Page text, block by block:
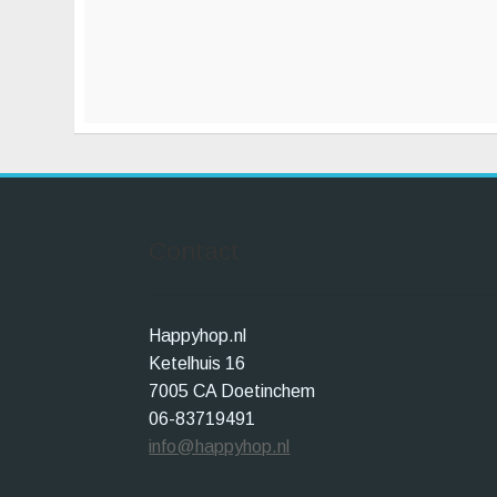
Happyhop.nl
Ketelhuis 16
7005 CA Doetinchem
06-83719491
info@happyhop.nl